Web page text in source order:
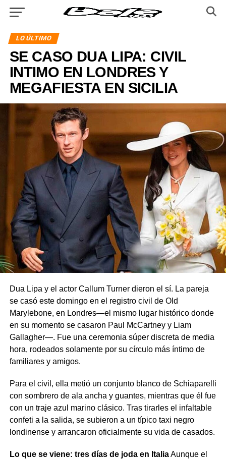
LO ÚLTIMO
SE CASO DUA LIPA: CIVIL
INTIMO EN LONDRES Y
MEGAFIESTA EN SICILIA
Dua Lipa y el actor Callum Turner dieron el sí. La pareja
se casó este domingo en el registro civil de Old
Marylebone, en Londres—el mismo lugar histórico donde
en su momento se casaron Paul McCartney y Liam
Gallagher—. Fue una ceremonia súper discreta de media
hora, rodeados solamente por su círculo más íntimo de
familiares y amigos.
Para el civil, ella metió un conjunto blanco de Schiaparelli
con sombrero de ala ancha y guantes, mientras que él fue
con un traje azul marino clásico. Tras tirarles el infaltable
confeti a la salida, se subieron a un típico taxi negro
londinense y arrancaron oficialmente su vida de casados.
Lo que se viene: tres días de joda en ItaliaAunque el